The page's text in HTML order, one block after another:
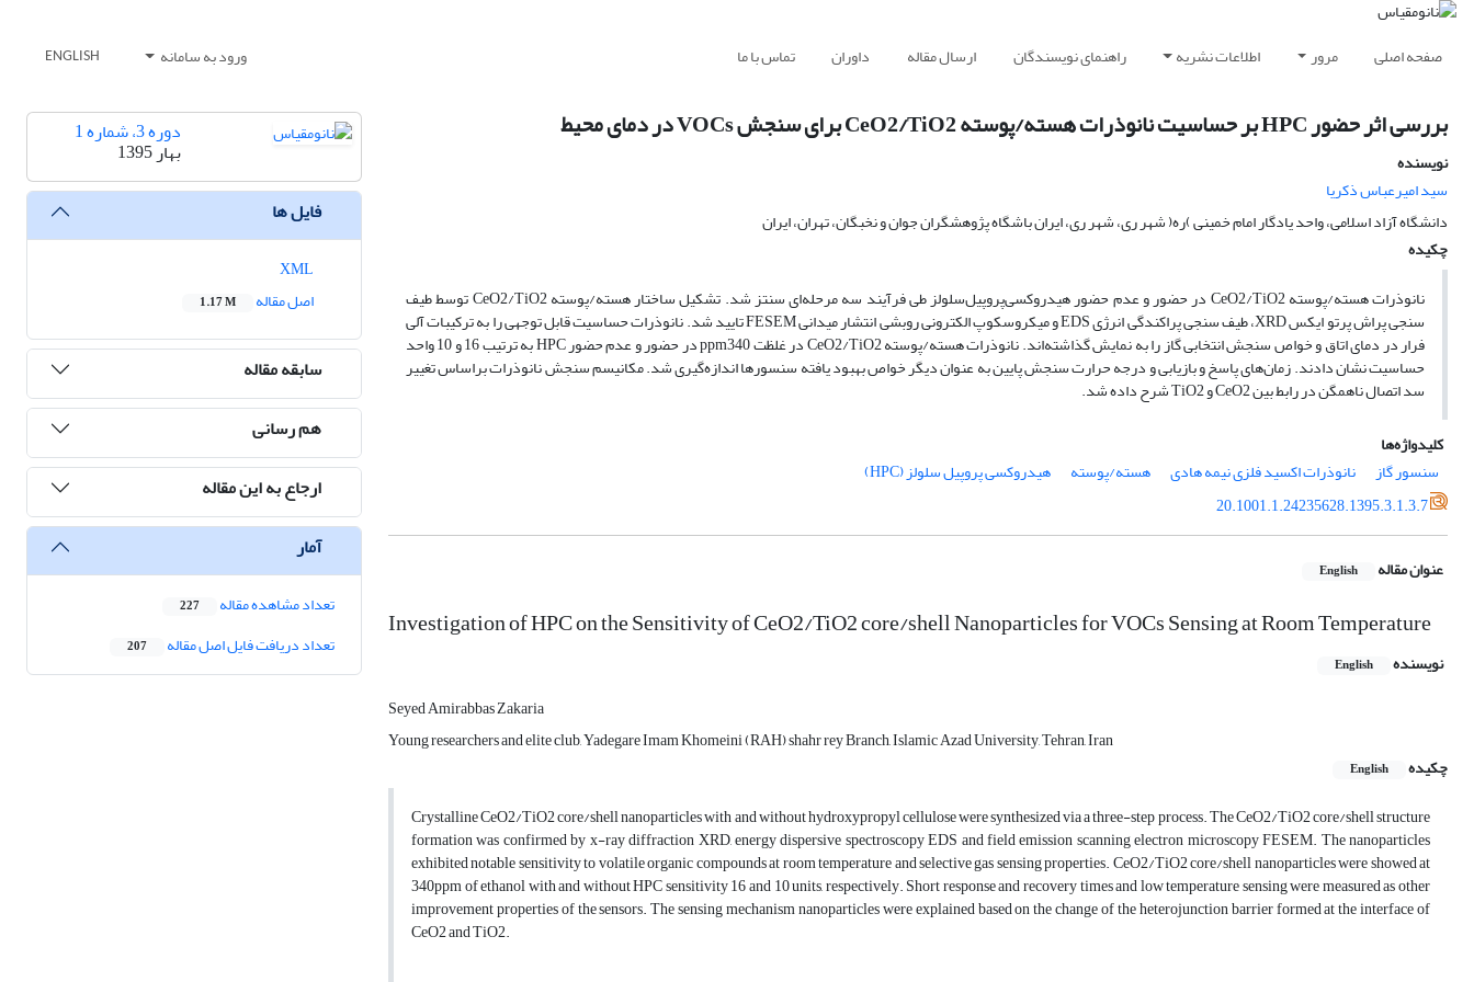
صفحه اصلی مرور اطلاعات نشریه راهنمای نویسندگان ارسال مقاله داوران تماس با ما ورود به سامانه ENGLISH
بررسی اثر حضور HPC بر حساسیت نانوذرات هسته/پوسته CeO2/TiO2 برای سنجش VOCs در دمای محیط
نویسنده
سید امیرعباس ذکریا
دانشگاه آزاد اسلامی، واحد یادگار امام خمینی )ره( شهر ری، شهر ری، ایران باشگاه پژوهشگران جوان و نخبگان، تهران، ایران
چکیده
نانوذرات هسته/پوسته CeO2/TiO2 در حضور و عدم حضور هیدروکسی‌پروپیل‌سلولز طی فرآیند سه مرحله‌ای سنتز شد. تشکیل ساختار هسته/پوسته CeO2/TiO2 توسط طیف
سنجی پراش پرتو ایکس XRD، طیف سنجی پراکندگی انرژی EDS و میکروسکوپ الکترونی روبشی انتشار میدانی FESEM تایید شد. نانوذرات حساسیت قابل توجهی را به ترکیبات آلی
فرار در دمای اتاق و خواص سنجش انتخابی گاز را به نمایش گذاشته‌اند. نانوذرات هسته/پوسته CeO2/TiO2 در غلظت ppm340 در حضور و عدم حضور HPC به ترتیب 16 و 10 واحد
حساسیت نشان دادند. زمان‌های پاسخ و بازیابی و درجه حرارت سنجش پایین به عنوان دیگر خواص بهبود یافته سنسورها اندازه‌گیری شد. مکانیسم سنجش نانوذرات براساس تغییر
سد اتصال ناهمگن در رابط بین CeO2 و TiO2 شرح داده شد.
کلیدواژه‌ها
سنسور گاز
نانوذرات اکسید فلزی نیمه هادی هسته/پوسته
هیدروکسی پروپیل سلولز (HPC)
20.1001.1.24235628.1395.3.1.3.7
عنوان مقاله English
Investigation of HPC on the Sensitivity of CeO2/TiO2 core/shell Nanoparticles for VOCs Sensing at Room Temperature
نویسنده English
Seyed Amirabbas Zakaria
Young researchers and elite club, Yadegare Imam Khomeini (RAH) shahr rey Branch, Islamic Azad University, Tehran, Iran
چکیده
English
Crystalline CeO2/TiO2 core/shell nanoparticles with and without hydroxypropyl cellulose were synthesized via a three-step process. The CeO2/TiO2 core/shell structure
formation was confirmed by x-ray diffraction XRD, energy dispersive spectroscopy EDS and field emission scanning electron microscopy FESEM. The nanoparticles
exhibited notable sensitivity to volatile organic compounds at room temperature and selective gas sensing properties. CeO2/TiO2 core/shell nanoparticles were showed at
340ppm of ethanol with and without HPC sensitivity 16 and 10 units, respectively. Short response and recovery times and low temperature sensing were measured as other
improvement properties of the sensors. The sensing mechanism nanoparticles were explained based on the change of the heterojunction barrier formed at the interface of
CeO2 and TiO2.
دوره 3، شماره 1
بهار 1395
فایل ها
اصل مقاله
1.17 M
سابقه مقاله
هم رسانی
ارجاع به این مقاله
آمار
تعداد مشاهده مقاله 227
تعداد دریافت فایل اصل مقاله 207